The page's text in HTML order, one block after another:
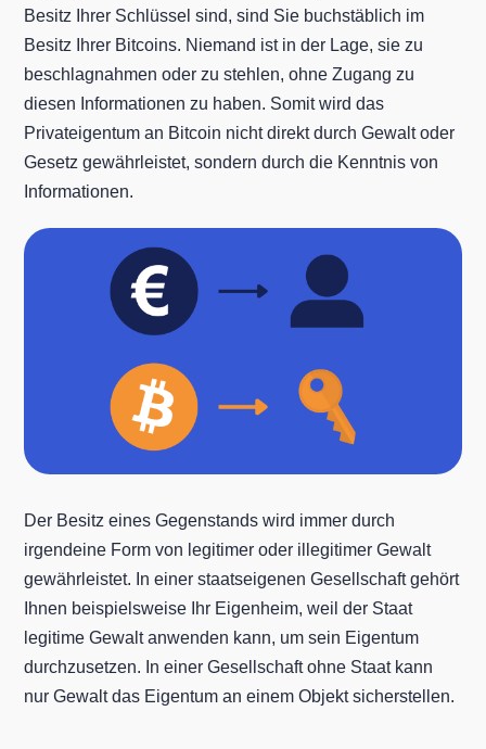
Besitz Ihrer Schlüssel sind, sind Sie buchstäblich im
Besitz Ihrer Bitcoins. Niemand ist in der Lage, sie zu
beschlagnahmen oder zu stehlen, ohne Zugang zu
diesen Informationen zu haben. Somit wird das
Privateigentum an Bitcoin nicht direkt durch Gewalt oder
Gesetz gewährleistet, sondern durch die Kenntnis von
Informationen.
Der Besitz eines Gegenstands wird immer durch
irgendeine Form von legitimer oder illegitimer Gewalt
gewährleistet. In einer staatseigenen Gesellschaft gehört
Ihnen beispielsweise Ihr Eigenheim, weil der Staat
legitime Gewalt anwenden kann, um sein Eigentum
durchzusetzen. In einer Gesellschaft ohne Staat kann
nur Gewalt das Eigentum an einem Objekt sicherstellen.